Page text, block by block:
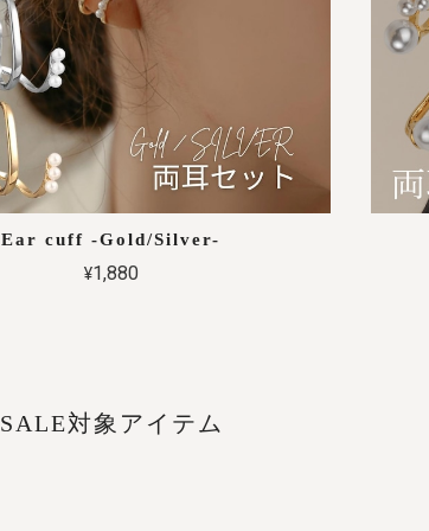
Ear cuff -Gold/Silver-
¥1,880
SALE対象アイテム